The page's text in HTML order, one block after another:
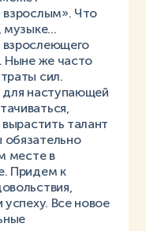
взрослым». Что
музыке...
Ныне же часто
сил.
для наступающей
талант
месте в
Придем к
Все новое